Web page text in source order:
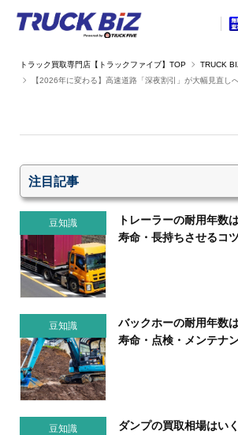
TRUCK
【2026年に変わる】高速道路「深夜割引」が大幅見直し
注目記事
豆知識
トレーラーの耐用年数
寿命・長持ちさせるコ
豆知識
バックホーの耐用年数
寿命・点検・メンテナ
豆知識
ダンプの買取相場はい